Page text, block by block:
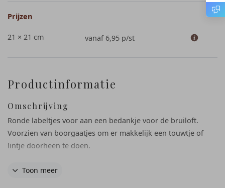
Prijzen
21 × 21 cm vanaf 6,95 p/st
Productinformatie
Omschrijving
Ronde labeltjes voor aan een bedankje voor de bruiloft.
Voorzien van boorgaatjes om er makkelijk een touwtje of
lintje doorheen te doen.
• 16 labels per vel
Toon meer